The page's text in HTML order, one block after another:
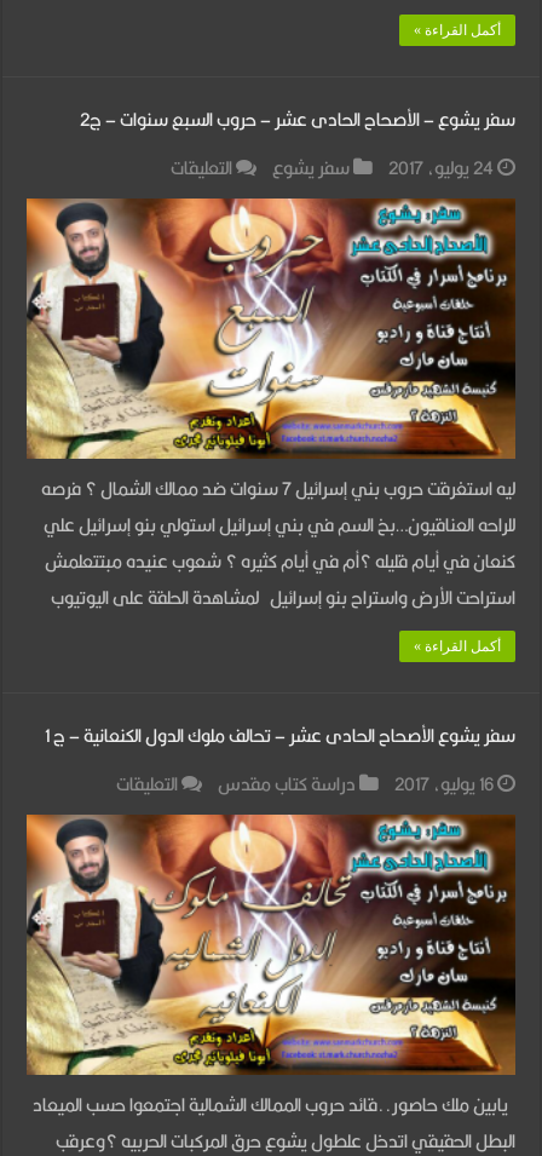
أكمل القراءة »
سفر يشوع – الأصحاح الحادى عشر – حروب السبع سنوات – ج2
24 يوليو، 2017
سفر يشوع التعليقات
سفر
يشوع
–
الأصحاح
الحادى
عشر
–
حروب
السبع
سنوات
–
ج2
ليه استغرقت حروب بني إسرائيل 7 سنوات ضد ممالك الشمال ؟ فرصه
للراحه العناقيون…بخ السم في بني إسرائيل استولي بنو إسرائيل علي
كنعان في أيام قليله ؟أم في أيام كثيره ؟ شعوب عنيده مبتتعلمش
استراحت الأرض واستراح بنو إسرائيل لمشاهدة الحلقة على اليوتيوب
أكمل القراءة »
سفر يشوع الأصحاح الحادى عشر – تحالف ملوك الدول الكنعانية – ج 1
16 يوليو، 2017
دراسة كتاب مقدس التعليقات
سفر
يشوع
الأصحاح
الحادى
عشر
–
تحالف
ملوك
الدول
الكنعانية
يابين ملك حاصور..قائد حروب الممالك الشمالية اجتمعوا حسب الميعاد
البطل الحقيقي اتدخل علطول يشوع حرق المركبات الحربيه ؟وعرقب